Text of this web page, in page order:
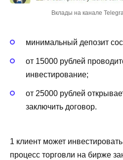
Вклады на канале
минимальный депозит
от 15000 рублей
инвестирование;
от 25000 рублей
заключить договор.
1 клиент может
процесс торговли на бирже